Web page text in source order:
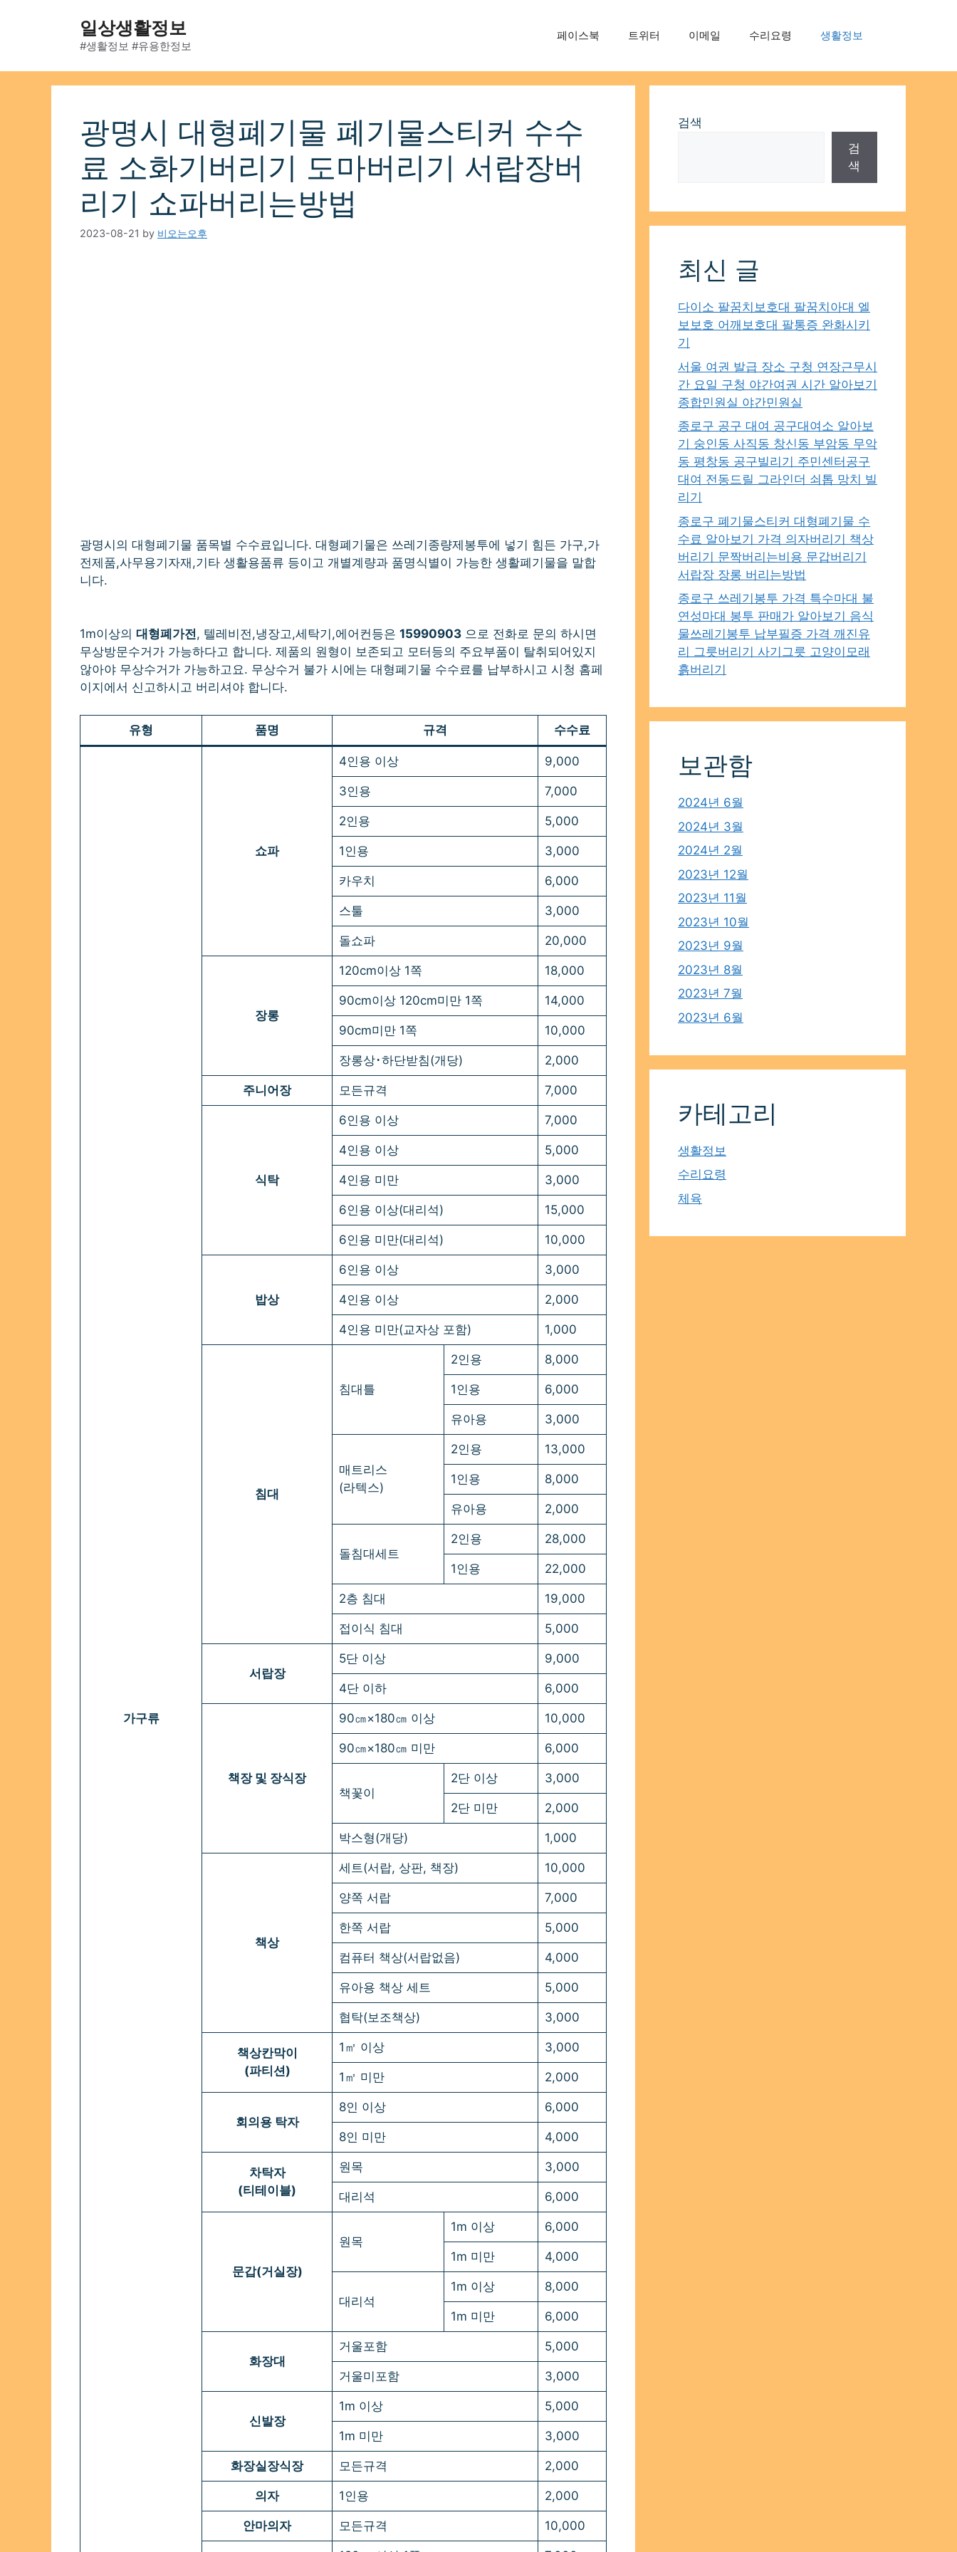
일상생활정보
#생활정보 #유용한정보
페이스북 트위터 이메일 수리요령 생활정보
광명시 대형폐기물 폐기물스티커 수수
료 소화기버리기 도마버리기 서랍장버
리기 쇼파버리는방법
2023-08-21 by 비오는오후
광명시의 대형폐기물 품목별 수수료입니다. 대형폐기물은 쓰레기종량제봉투에 넣기 힘든 가구,가
전제품,사무용기자재,기타 생활용품류 등이고 개별계량과 품명식별이 가능한 생활폐기물을 말합
니다.
1m이상의 대형폐가전, 텔레비전,냉장고,세탁기,에어컨등은 15990903 으로 전화로 문의 하시면
무상방문수거가 가능하다고 합니다. 제품의 원형이 보존되고 모터등의 주요부품이 탈취되어있지
않아야 무상수거가 가능하고요. 무상수거 불가 시에는 대형폐기물 수수료를 납부하시고 시청 홈페
이지에서 신고하시고 버리셔야 합니다.
유형 품명 규격 수수료
가구류
쇼파
4인용 이상 9,000
3인용 7,000
2인용 5,000
1인용 3,000
카우치 6,000
스툴 3,000
돌쇼파 20,000
장롱
120cm이상 1쪽 18,000
90cm이상 120cm미만 1쪽 14,000
90cm미만 1쪽 10,000
장롱상･하단받침(개당) 2,000
주니어장 모든규격 7,000
식탁
6인용 이상 7,000
4인용 이상 5,000
4인용 미만 3,000
6인용 이상(대리석) 15,000
6인용 미만(대리석) 10,000
밥상
6인용 이상 3,000
4인용 이상 2,000
4인용 미만(교자상 포함) 1,000
침대
침대틀
2인용 8,000
1인용 6,000
유아용 3,000
매트리스
(라텍스)
2인용 13,000
1인용 8,000
유아용 2,000
돌침대세트
2인용 28,000
1인용 22,000
2층 침대 19,000
접이식 침대 5,000
서랍장
5단 이상 9,000
4단 이하 6,000
책장 및 장식장
90㎝×180㎝ 이상 10,000
90㎝×180㎝ 미만 6,000
책꽃이
2단 이상 3,000
2단 미만 2,000
박스형(개당) 1,000
책상
세트(서랍, 상판, 책장) 10,000
양쪽 서랍 7,000
한쪽 서랍 5,000
컴퓨터 책상(서랍없음) 4,000
유아용 책상 세트 5,000
협탁(보조책상) 3,000
책상칸막이
(파티션)
1㎡ 이상 3,000
1㎡ 미만 2,000
회의용 탁자
8인 이상 6,000
8인 미만 4,000
차탁자
(티테이블)
원목 3,000
대리석 6,000
문갑(거실장)
원목
1m 이상 6,000
1m 미만 4,000
대리석
1m 이상 8,000
1m 미만 6,000
화장대
거울포함 5,000
거울미포함 3,000
신발장
1m 이상 5,000
1m 미만 3,000
화장실장식장 모든규격 2,000
의자 1인용 2,000
안마의자 모든규격 10,000
검색
검
색
최신 글
다이소 팔꿈치보호대 팔꿈치아대 엘
보보호 어깨보호대 팔통증 완화시키
기
서울 여권 발급 장소 구청 연장근무시
간 요일 구청 야간여권 시간 알아보기
종합민원실 야간민원실
종로구 공구 대여 공구대여소 알아보
기 숭인동 사직동 창신동 부암동 무악
동 평창동 공구빌리기 주민센터공구
대여 전동드릴 그라인더 쇠톱 망치 빌
리기
종로구 폐기물스티커 대형폐기물 수
수료 알아보기 가격 의자버리기 책상
버리기 문짝버리는비용 문갑버리기
서랍장 장롱 버리는방법
종로구 쓰레기봉투 가격 특수마대 불
연성마대 봉투 판매가 알아보기 음식
물쓰레기봉투 납부필증 가격 깨진유
리 그릇버리기 사기그릇 고양이모래
흙버리기
보관함
2024년 6월
2024년 3월
2024년 2월
2023년 12월
2023년 11월
2023년 10월
2023년 9월
2023년 8월
2023년 7월
2023년 6월
카테고리
생활정보
수리요령
체육